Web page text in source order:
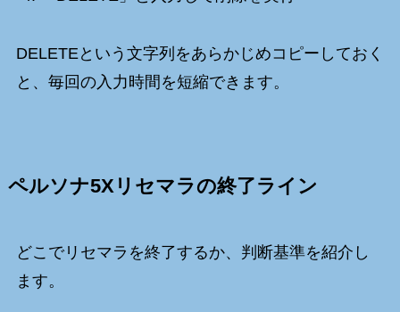
DELETEという文字列をあらかじめコピーしておく
と、毎回の入力時間を短縮できます。
ペルソナ5Xリセマラの終了ライン
どこでリセマラを終了するか、判断基準を紹介し
ます。